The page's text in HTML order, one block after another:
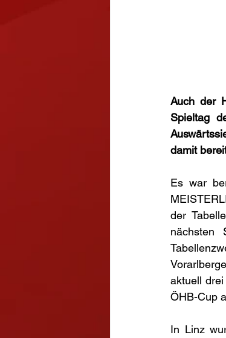
Auch der
Spieltag
damit
Es war
der
nächsten
aktuell
ÖHB-Cup
In Linz